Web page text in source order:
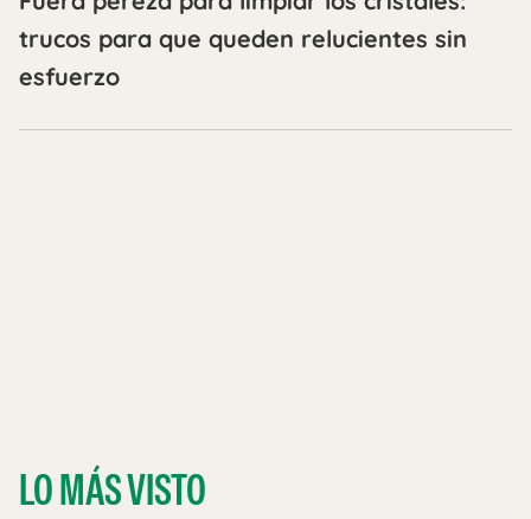
trucos para que queden relucientes sin
esfuerzo
LO MÁS VISTO